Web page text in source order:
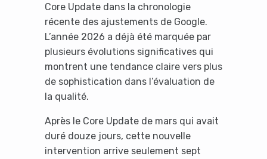
Core Update dans la chronologie
récente des ajustements de Google.
L’année 2026 a déjà été marquée par
plusieurs évolutions significatives qui
montrent une tendance claire vers plus
de sophistication dans l’évaluation de
la qualité.
Après le Core Update de mars qui avait
duré douze jours, cette nouvelle
intervention arrive seulement sept